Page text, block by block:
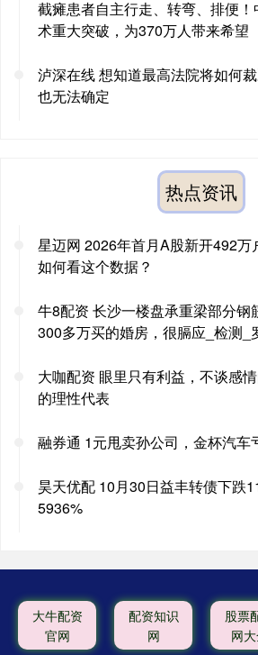
截瘫患者自主行走、转弯、排便
术重大突破，为370万人带来希望
泸深在线 想知道最高法院将如何
也无法确定
热点资讯
星迈网 2026年首月A股新开492
如何看这个数据？
牛8配资 长沙一楼盘承重梁部分钢
300多万买的婚房，很膈应_检测_
大咖配资 眼里只有利益，不谈感
的理性代表
融券通 1元甩卖孙公司，金杯汽车
昊天优配 10月30日益丰转债下跌
5936%
大牛配资
官网
配资知识
网
股票
网